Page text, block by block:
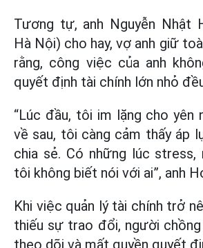
Tương tự, anh Nguyễn Nhật
Hà Nội) cho hay, vợ anh giữ
rằng, công việc của anh
quyết định tài chính lớn nhỏ
“Lúc đầu, tôi im lặng cho yên
về sau, tôi càng cảm thấy áp
chia sẻ. Có những lúc stress,
tôi không biết nói với ai”, anh
Khi việc quản lý tài chính trở
thiếu sự trao đổi, người͏
theo dõi và͏ mất quyền quyết